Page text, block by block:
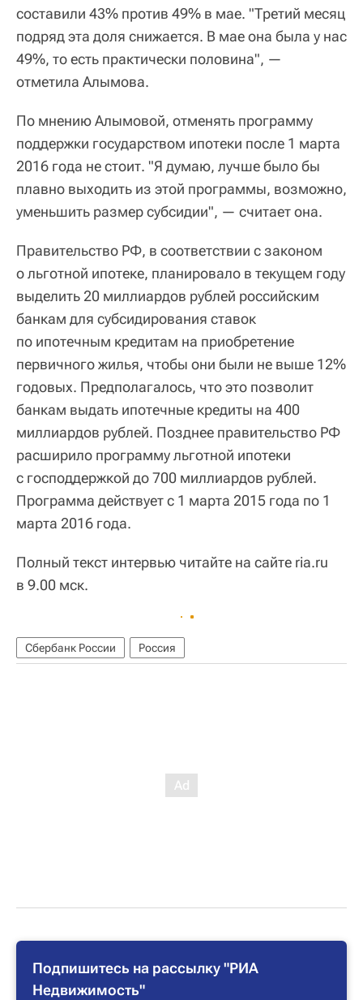
составили 43% против 49% в мае. "Третий месяц
подряд эта доля снижается. В мае она была у нас
49%, то есть практически половина", —
отметила Алымова.
По мнению Алымовой, отменять программу
поддержки государством ипотеки после 1 марта
2016 года не стоит. "Я думаю, лучше было бы
плавно выходить из этой программы, возможно,
уменьшить размер субсидии", — считает она.
Правительство РФ, в соответствии с законом
о льготной ипотеке, планировало в текущем году
выделить 20 миллиардов рублей российским
банкам для субсидирования ставок
по ипотечным кредитам на приобретение
первичного жилья, чтобы они были не выше 12%
годовых. Предполагалось, что это позволит
банкам выдать ипотечные кредиты на 400
миллиардов рублей. Позднее правительство РФ
расширило программу льготной ипотеки
с господдержкой до 700 миллиардов рублей.
Программа действует с 1 марта 2015 года по 1
марта 2016 года.
Полный текст интервью читайте на сайте ria.ru
в 9.00 мск.
Сбербанк России Россия
Подпишитесь на рассылку "РИА
Недвижимость"